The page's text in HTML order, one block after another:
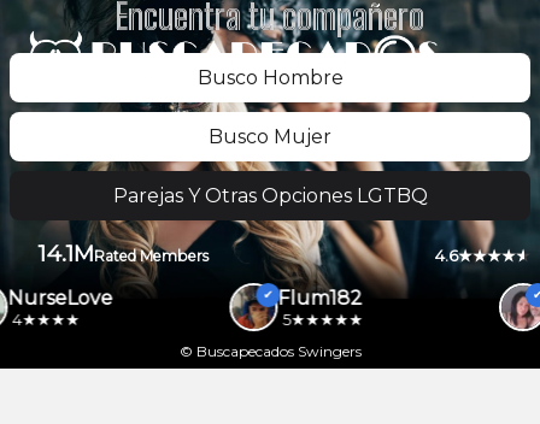
Encuentra tu compañero
Busco Hombre
Busco Mujer
Parejas Y Otras Opciones LGTBQ
14.1MRated Members 4.6
Flum182
5
NurseLove
4
© Buscapecados Swingers